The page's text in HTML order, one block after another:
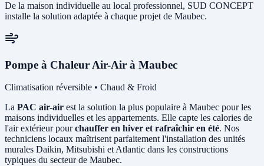
De la maison individuelle au local professionnel, SUD CONCEPT
installe la solution adaptée à chaque projet de Maubec.
Pompe à Chaleur Air-Air à Maubec
Climatisation réversible • Chaud & Froid
La PAC air-air est la solution la plus populaire à Maubec pour les
maisons individuelles et les appartements. Elle capte les calories de
l'air extérieur pourchauffer en hiver et rafraîchir en été. Nos
techniciens locaux maîtrisent parfaitement l'installation des unités
murales Daikin, Mitsubishi et Atlantic dans les constructions
typiques du secteur de Maubec.